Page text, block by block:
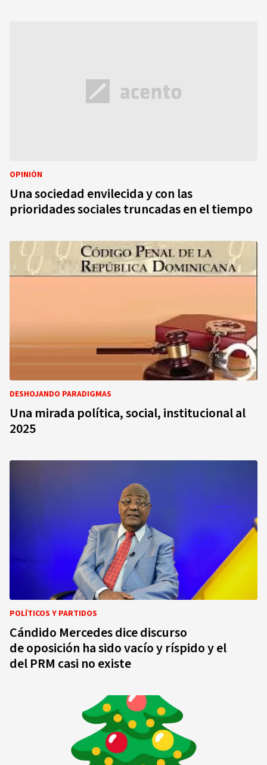
OPINIÓN
Una sociedad envilecida y con las
prioridades sociales truncadas en el tiempo
DESHOJANDO PARADIGMAS
Una mirada política, social, institucional al
2025
POLÍTICOS Y PARTIDOS
Cándido Mercedes dice discurso
de oposición ha sido vacío y ríspido y el
del PRM casi no existe